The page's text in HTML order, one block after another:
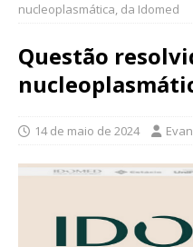
nucleoplasmática, da Idomed
Questão
14 de maio de 2024